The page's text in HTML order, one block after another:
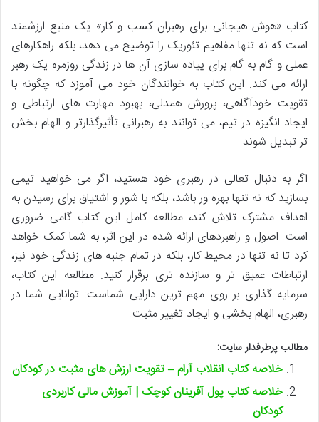
کتاب «هوش هیجانی برای رهبران کسب و کار» یک منبع ارزشمند
است که نه تنها مفاهیم تئوریک را توضیح می دهد، بلکه راهکارهای
عملی و گام به گام برای پیاده سازی آن ها در زندگی روزمره یک رهبر
ارائه می کند. این کتاب به خوانندگان خود می آموزد که چگونه با
تقویت خودآگاهی، پرورش همدلی، بهبود مهارت های ارتباطی و
ایجاد انگیزه در تیم، می توانند به رهبرانی تأثیرگذارتر و الهام بخش
تر تبدیل شوند.
اگر به دنبال تعالی در رهبری خود هستید، اگر می خواهید تیمی
بسازید که نه تنها بهره ور باشد، بلکه با شور و اشتیاق برای رسیدن به
اهداف مشترک تلاش کند، مطالعه کامل این کتاب گامی ضروری
است. اصول و راهبردهای ارائه شده در این اثر، به شما کمک خواهد
کرد تا نه تنها در محیط کار، بلکه در تمام جنبه های زندگی خود نیز،
ارتباطات عمیق تر و سازنده تری برقرار کنید. مطالعه این کتاب،
سرمایه گذاری بر روی مهم ترین دارایی شماست: توانایی شما در
رهبری، الهام بخشی و ایجاد تغییر مثبت.
مطالب پرطرفدار سایت:
خلاصه کتاب انقلاب آرام – تقویت ارزش های مثبت در کودکان
خلاصه کتاب پول آفرینان کوچک | آموزش مالی کاربردی
کودکان